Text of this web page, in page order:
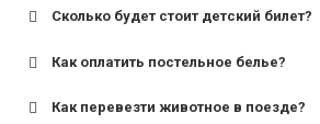
для поездов дальнего следования
для пригородных поездов — от 7
Сколько будет стоит детский билет?
Как оплатить постельное белье?
Как перевезти животное в поезде?